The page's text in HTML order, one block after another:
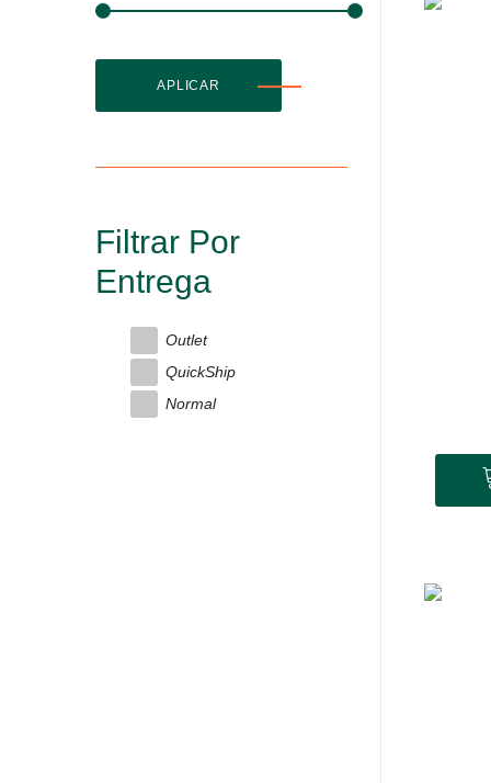
APLICAR
Filtrar Por
Entrega
Outlet
QuickShip
Normal